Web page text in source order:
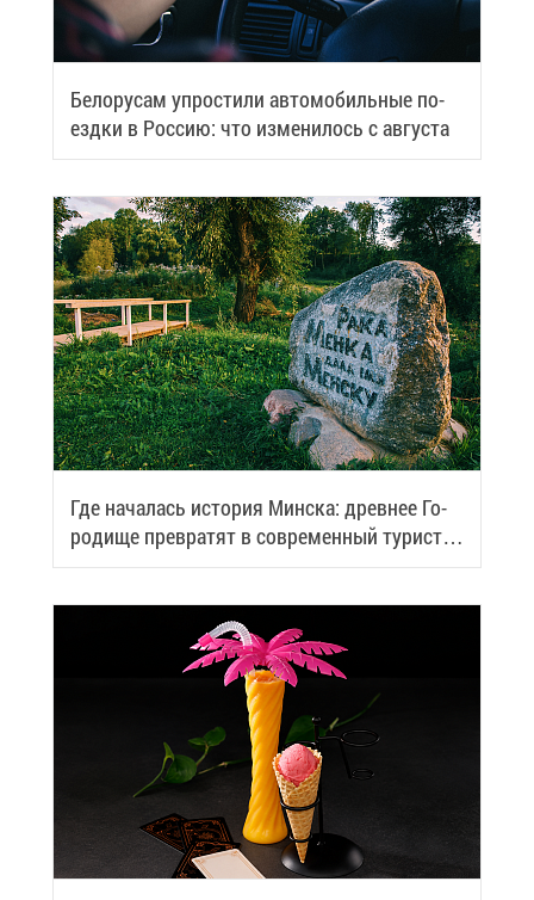
Бе­ло­ру­сам упро­сти­ли ав­то­мо­биль­ные по­
езд­ки в Рос­сию: что из­ме­ни­лось с ав­гу­ста
Где на­ча­лась ис­то­рия Мин­ска: древ­нее Го­
ро­ди­ще пре­вра­тят в со­вре­мен­ный ту­ри­сти­
че­ский центр